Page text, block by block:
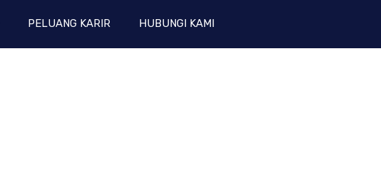
PELUANG KARIR HUBUNGI KAMI